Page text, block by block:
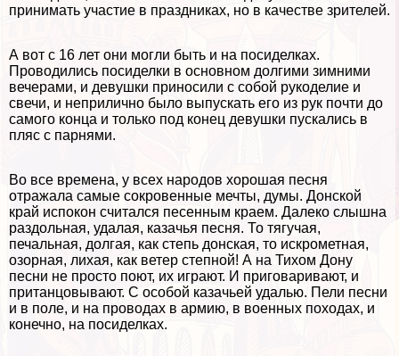
принимать участие в праздниках, но в качестве зрителей.
А вот с 16 лет они могли быть и на посиделках.
Проводились посиделки в основном долгими зимними
вечерами, и дeвyшки приносили с собой рукоделие и
свечи, и неприлично было выпускать его из рук почти до
самого конца и только под конец дeвyшки пускались в
пляс с парнями.
Во все времена, у всех народов хорошая песня
отражала самые сокровенные мечты, думы. Донской
край испокон считался песенным краем. Далеко слышна
раздольная, удалая, казачья песня. То тягучая,
печальная, долгая, как степь донская, то искрометная,
озорная, лихая, как ветер степной! А на Тихом Дону
песни не просто поют, их играют. И приговаривают, и
пританцовывают. С особой казачьей удалью. Пели песни
и в поле, и на проводах в армию, в военных походах, и
конечно, на посиделках.